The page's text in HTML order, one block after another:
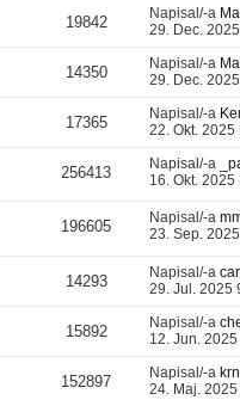
19842 Napisal/-a
29. Dec.
14350 Napisal/-a
29. Dec.
17365 Napisal/-a
22. Okt. 2025
256413 Napisal/-a
16. Okt. 2025
196605 Napisal/-a
23. Sep.
14293 Napisal/-a
29. Jul. 2025
15892 Napisal/-a
12. Jun. 2025
152897 Napisal/-a
24. Maj. 2025